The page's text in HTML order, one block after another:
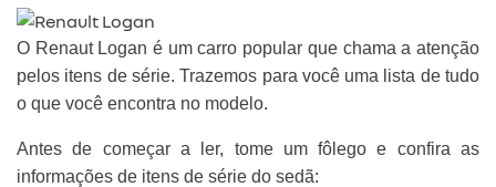
O Renaut Logan é um carro popular que chama a atenção
pelos itens de série. Trazemos para você uma lista de tudo
o que você encontra no modelo.
Antes de começar a ler, tome um fôlego e confira as
informações de itens de série do sedã: